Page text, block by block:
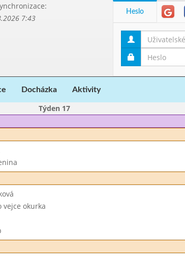
7:43
Heslo
Docházka Aktivity
Týden 17
vejce okurka